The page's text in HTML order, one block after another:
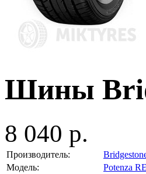
Шины
8 040 р.
Производитель:
Модель:
Potenza